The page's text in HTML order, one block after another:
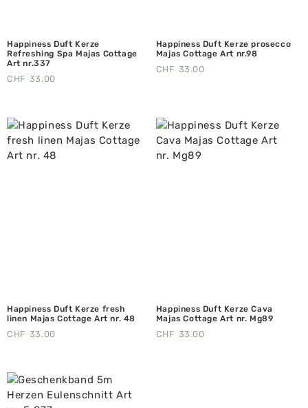
Happiness Duft Kerze
Refreshing Spa Majas Cottage
Art nr.337
CHF 33.00
Happiness Duft Kerze prosecco
Majas Cottage Art nr.98
CHF 33.00
Happiness Duft Kerze fresh
linen Majas Cottage Art nr. 48
CHF 33.00
Happiness Duft Kerze Cava
Majas Cottage Art nr. Mg89
CHF 33.00